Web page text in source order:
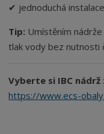
✔ jednoduchá instalace
Tip: Umístěním
tlak vody bez nutnosti
Vyberte si IBC nádrž
https://www.ecs-